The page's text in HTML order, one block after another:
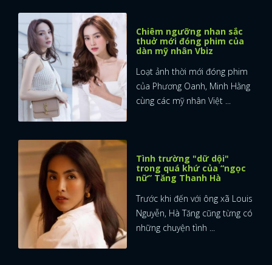
Chiêm ngưỡng nhan sắc
thuở mới đóng phim của
dàn mỹ nhân Vbiz
Loạt ảnh thời mới đóng phim
của Phương Oanh, Minh Hằng
cùng các mỹ nhân Việt ...
Tình trường "dữ dội"
trong quá khứ của “ngọc
nữ” Tăng Thanh Hà
Trước khi đến với ông xã Louis
Nguyễn, Hà Tăng cũng từng có
những chuyện tình ...